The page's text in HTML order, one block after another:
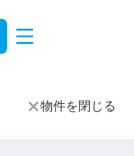
物件を閉じる